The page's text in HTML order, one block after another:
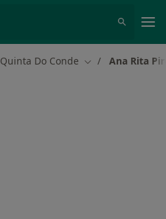
Quinta Do Conde Mudar de cidade
Ana Rita